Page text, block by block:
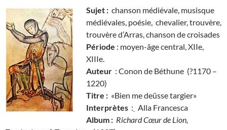
Sujet : chanson médiévale, musisque
médiévales, poésie, chevalier, trouvère,
trouvère d’Arras, chanson de croisades
Période : moyen-âge central, XIIe,
XIIIe.
Auteur : Conon de Béthune (?1170 –
1220)
Titre : «Bien me deüsse targier»
Interprètes : Alla Francesca
Album : Richard Cœur de Lion,